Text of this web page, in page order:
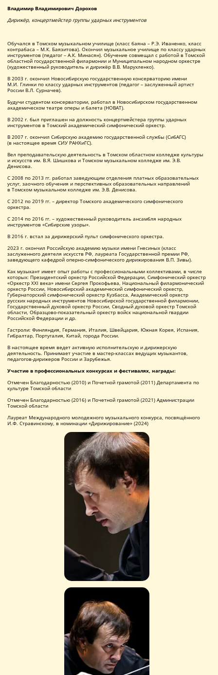
Владимир Владимирович Дорохов
Дирижёр, концертмейстер группы ударных инструментов
Обучался в Томском музыкальном училище (класс баяна – Р.Э. Иваненко, класс
контрабаса – М.К. Баязитова). Окончил музыкальное училище по классу ударных
инструментов (педагог – А.К. Минасян). Обучение совмещал с работой в Томской
областной государственной филармонии и Муниципальном народном оркестре
(художественный руководитель и дирижёр В.В. Марухленко).
В 2003 г. окончил Новосибирскую государственную консерваторию имени
М.И. Глинки по классу ударных инструментов (педагог – заслуженный артист
России В.Л. Сурначев).
Будучи студентом консерватории, работал в Новосибирском государственном
академическом театре оперы и балета (НОВАТ).
В 2002 г. был приглашен на должность концертмейстера группы ударных
инструментов в Томский академический симфонический оркестр.
В 2007 г. окончил Сибирскую академию государственной службы (СибАГС)
(в настоящее время СИУ РАНХиГС).
Вел преподавательскую деятельность в Томском областном колледже культуры
и искусств им. В.Я. Шишкова и Томском музыкальном колледже им. Э.В.
Денисова.
С 2008 по 2013 гг. работал заведующим отделения платных образовательных
услуг, заочного обучения и перспективных образовательных направлений
в Томском музыкальном колледже им. Э.В. Денисова.
С 2012 по 2019 гг. – директор Томского академического симфонического
оркестра.
С 2014 по 2016 гг. – художественный руководитель ансамбля народных
инструментов «Сибирские узоры».
В 2016 г. встал за дирижерский пульт симфонического оркестра.
2023 г. окончил Российскую академию музыки имени Гнесиных (класс
заслуженного деятеля искусств РФ, лауреата Государственной премии РФ,
заведующего кафедрой оперно-симфонического дирижирования В.П. Зивы).
Как музыкант имеет опыт работы с профессиональными коллективами, в числе
которых: Президентский оркестр Российской Федерации, Симфонический оркестр
«Оркестр ХХI века» имени Сергея Прокофьева, Национальный филармонический
оркестр России, Новосибирский академический симфонический оркестр,
Губернаторский симфонический оркестр Кузбасса, Академический оркестр
русских народных инструментов Новосибирской государственной филармонии,
Государственный духовой оркестр России, Сводный духовой оркестр Томской
области, Образцово-показательный оркестр войск национальной гвардии
Российской Федерации и др.
Гастроли: Финляндия, Германия, Италия, Швейцария, Южная Корея, Испания,
Гибралтар, Португалия, Китай, города России.
В настоящее время ведет активную исполнительскую и дирижерскую
деятельность. Принимает участие в мастер-классах ведущих музыкантов,
педагогов-дирижеров России и Зарубежья.
Участие в профессиональных конкурсах и фестивалях, награды:
Отмечен Благодарностью (2010) и Почетной грамотой (2011) Департамента по
культуре Томской области
Отмечен Благодарностью (2016) и Почетной грамотой (2021) Администрации
Томской области
Лауреат Международного молодежного музыкального конкурса, посвящённого
И.Ф. Стравинскому, в номинации «Дирижирование» (2024)